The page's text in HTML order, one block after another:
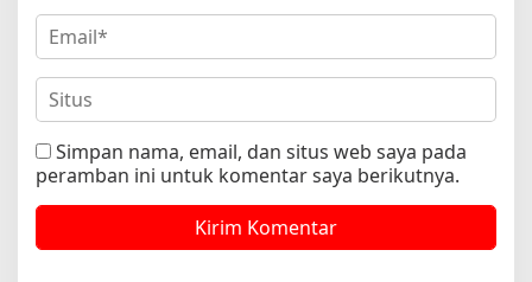
Simpan nama, email, dan situs web saya pada
peramban ini untuk komentar saya berikutnya.